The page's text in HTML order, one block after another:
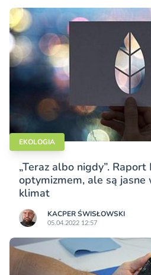
EKOLOGIA
„Teraz albo nigdy”.
optymizmem, ale są jasne
klimat
KACPER ŚWISŁO­WSKI
05.04.2022 12:57